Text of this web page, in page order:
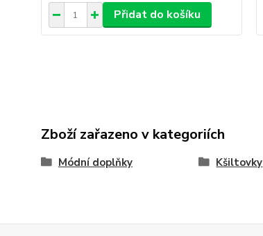
Přidat do košíku
Zboží zařazeno v kategoriích
Módní doplňky Kšiltovky